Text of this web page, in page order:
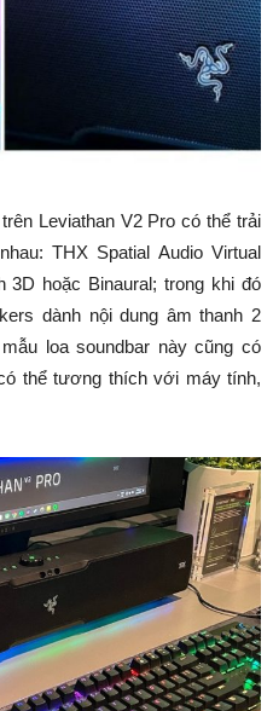
Leviathan V2 Pro có thể trải
THX Spatial Audio Virtual
3D hoặc Binaural; trong khi đó
dành nội dung âm thanh 2
loa soundbar này cũng có
thể tương thích với máy tính,